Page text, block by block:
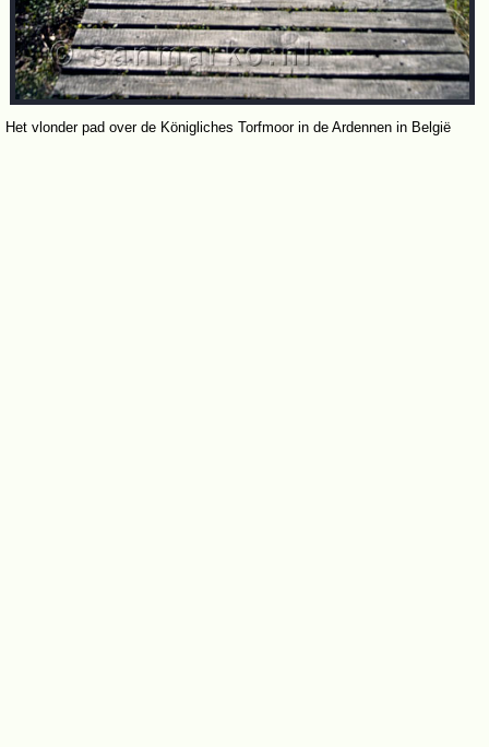
Het vlonder pad over de Königliches Torfmoor in de Ardennen in België